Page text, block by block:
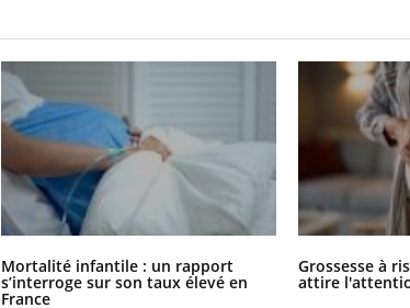
Mortalité infantile : un rapport
s’interroge sur son taux élevé en
France
Grossesse à
attire